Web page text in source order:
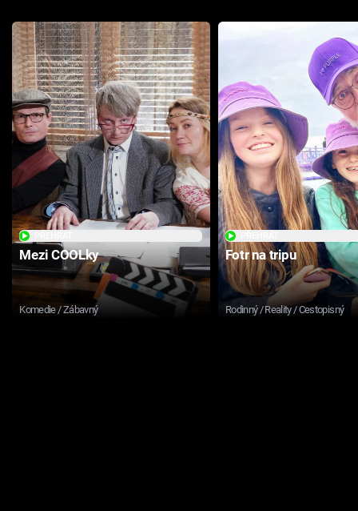
Mezi COOLky
Komedie / Zábavný
Fotr na tripu
Rodinný / Reality / Cestopisný